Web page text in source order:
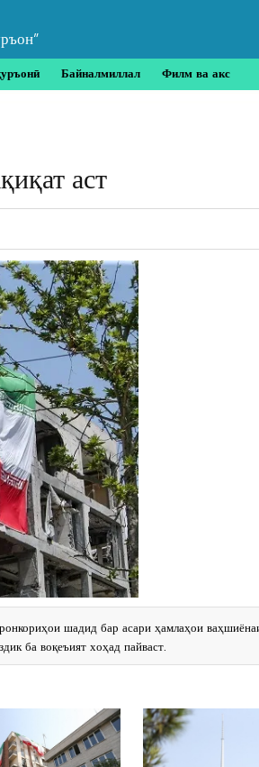
Байналмиллал Филм ва акс
аст
шадид бар асари ҳамлаҳои
ба воқеъият хоҳад пайваст.